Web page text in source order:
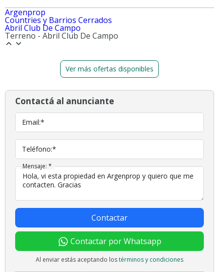
Argenprop
Countries y Barrios Cerrados
Abril Club De Campo
Terreno - Abril Club De Campo
Ver más ofertas disponibles
Contactá al anunciante
Email:*
Teléfono:*
Mensaje: *
Contactar
Contactar por Whatsapp
Al enviar estás aceptando lostérminos y condiciones